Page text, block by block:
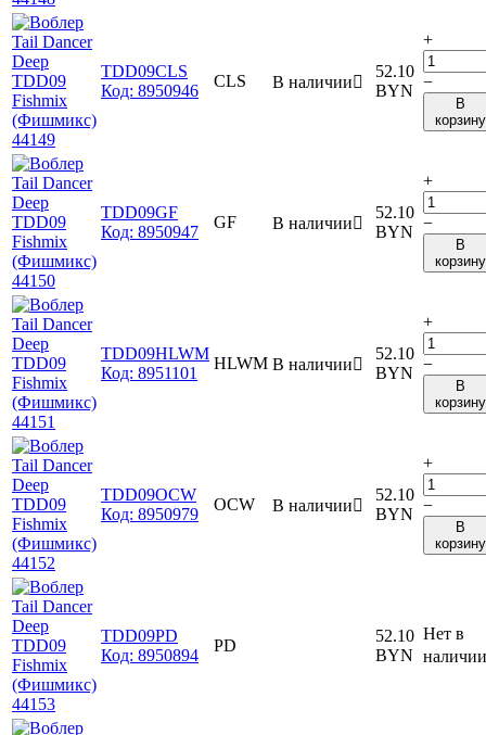
TDD09CLS
Код: 8950946
CLS В наличии
52.10
BYN
+
−
В
корзину
TDD09GF
Код: 8950947
GF В наличии
52.10
BYN
+
−
В
корзину
TDD09HLWM
Код: 8951101
HLWM В наличии
52.10
BYN
+
−
В
корзину
TDD09OCW
Код: 8950979
OCW В наличии
52.10
BYN
+
−
В
корзину
TDD09PD
Код: 8950894
PD
52.10
BYN
Нет в
наличии